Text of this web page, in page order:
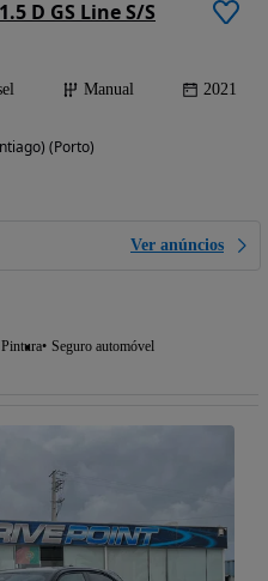
D GS Line S/S
Manual 2021
(Porto)
Ver anúncios
Seguro automóvel